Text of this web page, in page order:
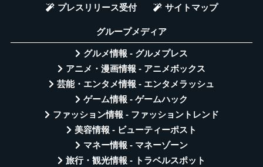
プレスリリース受付
サイトマップ
グループメディア
グルメ情報 - グルメプレス
アニメ・漫画情報 - アニメボックス
芸能・エンタメ情報 - エンタメラッシュ
ゲーム情報 - ゲームハック
ファッション情報 - ファッショントレンド
美容情報 - ビューティーポスト
マネー情報 - マネーゾーン
旅行・観光情報 - トラベルスポット